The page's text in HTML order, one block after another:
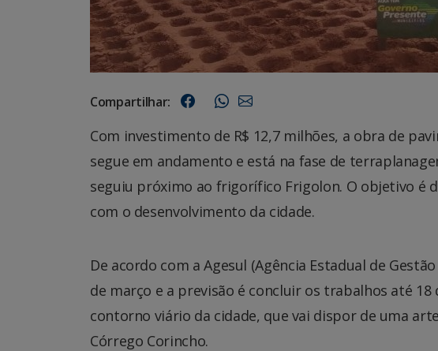
Compartilhar:
Com investimento de R$ 12,7 milhões, a obra de
segue em andamento e está na fase de
seguiu próximo ao frigorífico Frigolon. O objetivo é
com o desenvolvimento da cidade.
De acordo com a Agesul (Agência Estadual de
de março e a previsão é concluir os trabalhos até
contorno viário da cidade, que vai dispor de uma
Córrego Corincho.